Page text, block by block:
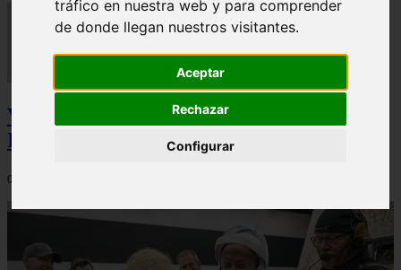
tráfico en nuestra web y para comprender
de donde llegan nuestros visitantes.
Aceptar
Rechazar
Configurar
Video Advertencias desde la cúspide de la
IA: Hinton y el posible colapso social
06/03/2026